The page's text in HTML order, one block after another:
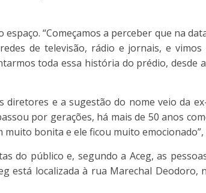
espaço. “Começamos a perceber que na
de televisão, rádio e jornais, e
toda essa história do prédio, desde
e a sugestão do nome veio da
por gerações, há mais de 50 anos
bonita e ele ficou muito emocionado”,
do público e, segundo a Aceg, as
está localizada à rua Marechal Deodoro,